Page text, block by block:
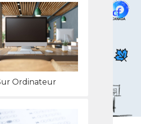
Ordinateur